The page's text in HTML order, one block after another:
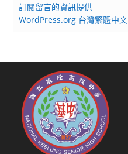
訂閱留言的資訊提供
WordPress.org 台灣繁體中文